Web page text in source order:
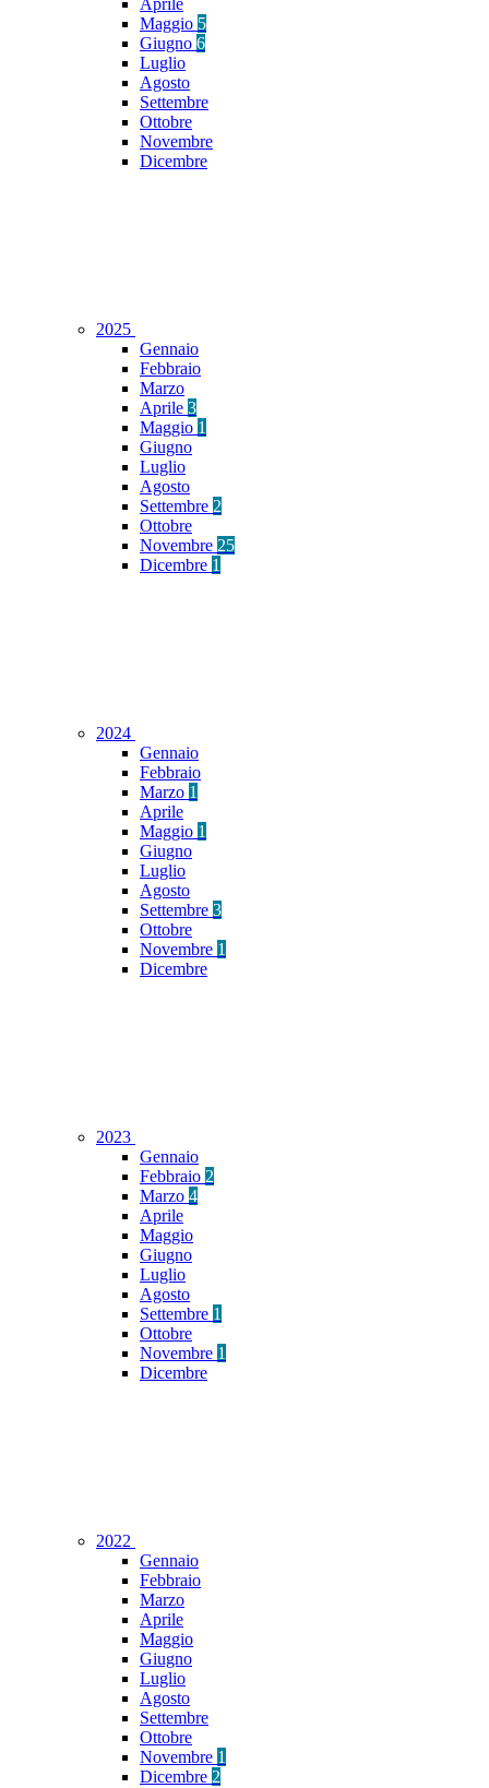
Aprile
Maggio 5
Giugno 6
Luglio
Agosto
Settembre
Ottobre
Novembre
Dicembre
2025
Gennaio
Febbraio
Marzo
Aprile 3
Maggio 1
Giugno
Luglio
Agosto
Settembre 2
Ottobre
Novembre 25
Dicembre 1
2024
Gennaio
Febbraio
Marzo 1
Aprile
Maggio 1
Giugno
Luglio
Agosto
Settembre 3
Ottobre
Novembre 1
Dicembre
2023
Gennaio
Febbraio 2
Marzo 4
Aprile
Maggio
Giugno
Luglio
Agosto
Settembre 1
Ottobre
Novembre 1
Dicembre
2022
Gennaio
Febbraio
Marzo
Aprile
Maggio
Giugno
Luglio
Agosto
Settembre
Ottobre
Novembre 1
Dicembre 2